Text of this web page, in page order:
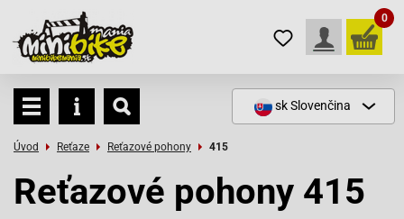
0
skSlovenčina
Úvod Reťaze Reťazové pohony 415
Reťazové pohony 415